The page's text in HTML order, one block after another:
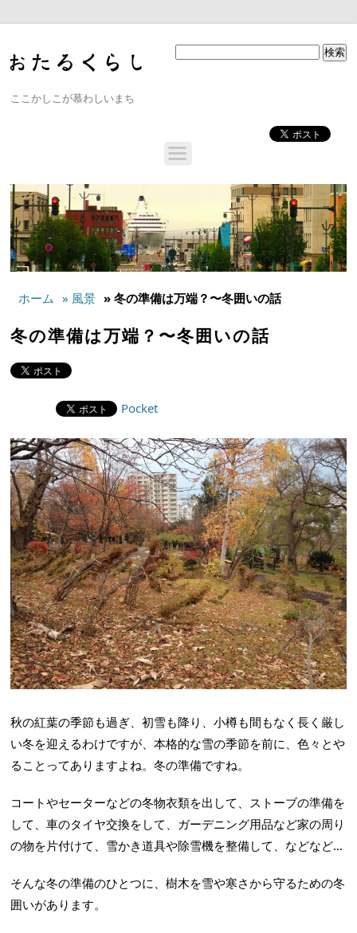
ここかしこが慕わしいまち
ホーム » 風景 » 冬の準備は万端？〜冬囲いの話
冬の準備は万端？〜冬囲いの話
Pocket
秋の紅葉の季節も過ぎ、初雪も降り、小樽も間もなく長く厳し
い冬を迎えるわけですが、本格的な雪の季節を前に、色々とや
ることってありますよね。冬の準備ですね。
コートやセーターなどの冬物衣類を出して、ストーブの準備を
して、車のタイヤ交換をして、ガーデニング用品など家の周り
の物を片付けて、雪かき道具や除雪機を整備して、などなど…
そんな冬の準備のひとつに、樹木を雪や寒さから守るための冬
囲いがあります。